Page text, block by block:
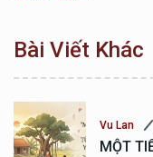
Bài Viết Khác
Vu Lan
MỘT